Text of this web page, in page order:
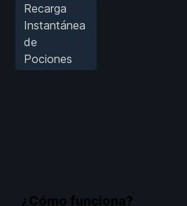
Recarga
Instantánea
de
Pociones
¿Cómo funciona?